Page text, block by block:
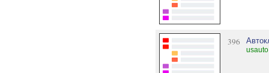
396